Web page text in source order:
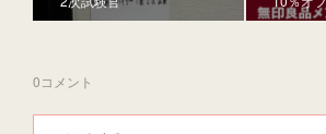
0コメント